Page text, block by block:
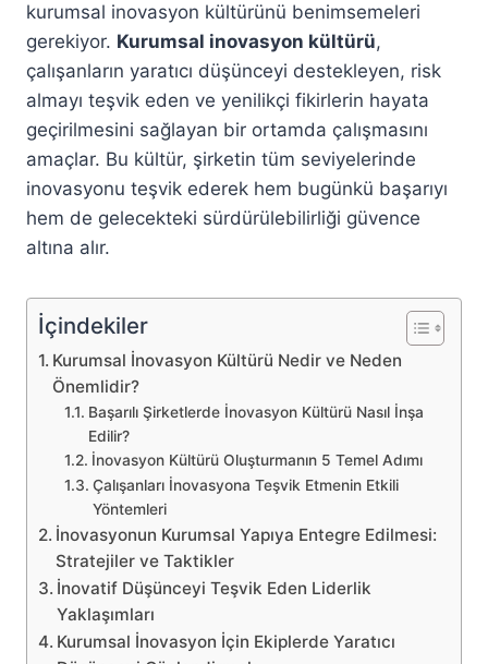
kurumsal inovasyon kültürünü benimsemeleri
gerekiyor. Kurumsal inovasyon kültürü,
çalışanların yaratıcı düşünceyi destekleyen, risk
almayı teşvik eden ve yenilikçi fikirlerin hayata
geçirilmesini sağlayan bir ortamda çalışmasını
amaçlar. Bu kültür, şirketin tüm seviyelerinde
inovasyonu teşvik ederek hem bugünkü başarıyı
hem de gelecekteki sürdürülebilirliği güvence
altına alır.
İçindekiler
Kurumsal İnovasyon Kültürü Nedir ve Neden
Önemlidir?
Başarılı Şirketlerde İnovasyon Kültürü Nasıl İnşa
Edilir?
İnovasyon Kültürü Oluşturmanın 5 Temel Adımı
Çalışanları İnovasyona Teşvik Etmenin Etkili
Yöntemleri
İnovasyonun Kurumsal Yapıya Entegre Edilmesi:
Stratejiler ve Taktikler
İnovatif Düşünceyi Teşvik Eden Liderlik
Yaklaşımları
Kurumsal İnovasyon İçin Ekiplerde Yaratıcı